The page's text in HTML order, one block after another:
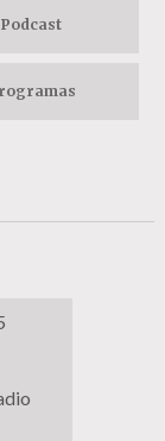
Podcast